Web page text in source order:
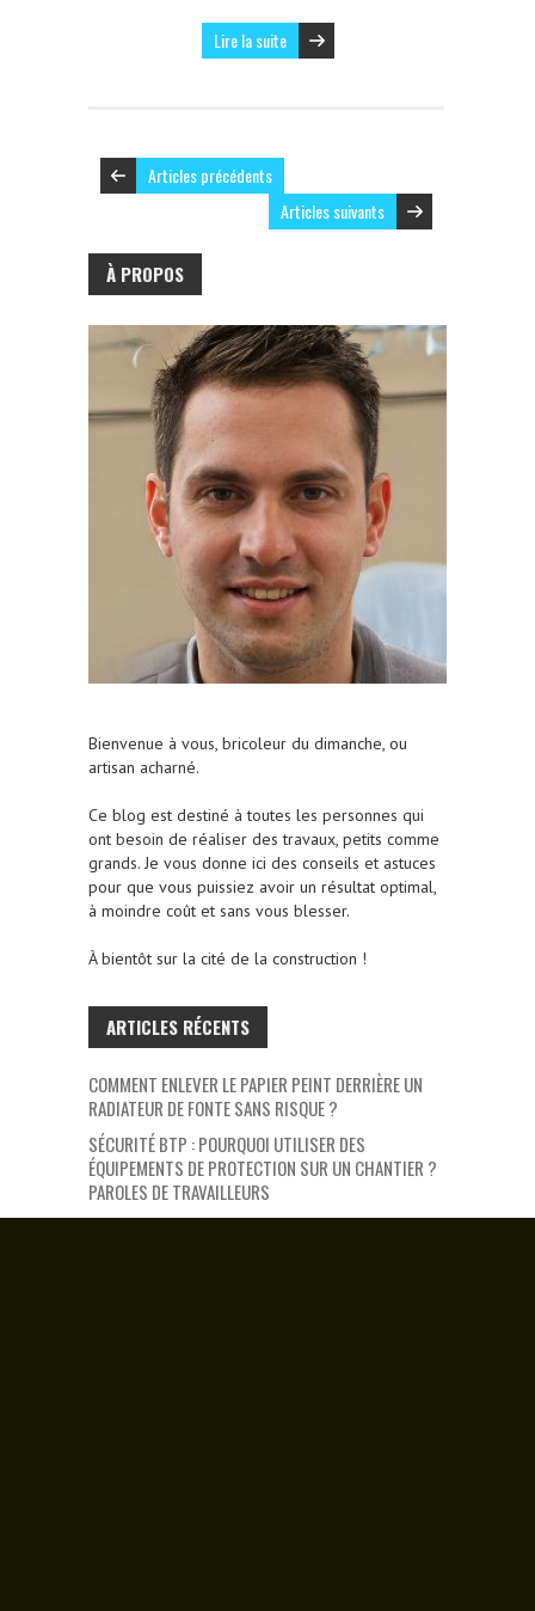
Lire la suite
Articles précédents
Articles suivants
À PROPOS
Bienvenue à vous, bricoleur du dimanche, ou
artisan acharné.
Ce blog est destiné à toutes les personnes qui
ont besoin de réaliser des travaux, petits comme
grands. Je vous donne ici des conseils et astuces
pour que vous puissiez avoir un résultat optimal,
à moindre coût et sans vous blesser.
À bientôt sur la cité de la construction !
ARTICLES RÉCENTS
COMMENT ENLEVER LE PAPIER PEINT DERRIÈRE UN
RADIATEUR DE FONTE SANS RISQUE ?
SÉCURITÉ BTP : POURQUOI UTILISER DES
ÉQUIPEMENTS DE PROTECTION SUR UN CHANTIER ?
PAROLES DE TRAVAILLEURS